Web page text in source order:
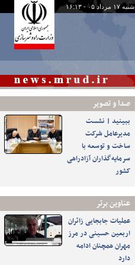
شنبه ۱۷ مرداد ۰۵ - ۱۶:۱۳
صدا و تصوير
ببینید | نشست
مدیرعامل شرکت
ساخت و توسعه با
سرمایه‌گذاران آزادراهی
کشور
عناوین برتر
عملیات جابجایی زائران
اربعین حسینی در مرز
مهران همچنان ادامه
دارد